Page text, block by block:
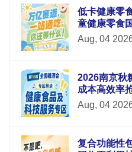
低卡健康零
童健康零食
块重磅升级
Aug, 04
2026南京秋
成本高效率
Aug, 04
复合功能性